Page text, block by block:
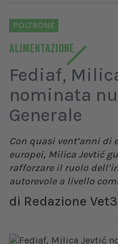
POLTRONE
ALIMENTAZIONE
Fediaf,
nominata
Generale
Con quasi vent’anni
europei, Milica Jevtić
rafforzare il ruolo
autorevole a livello
di Redazione